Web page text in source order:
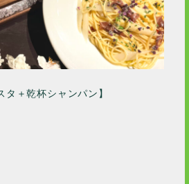
タ＋乾杯シャンパン】